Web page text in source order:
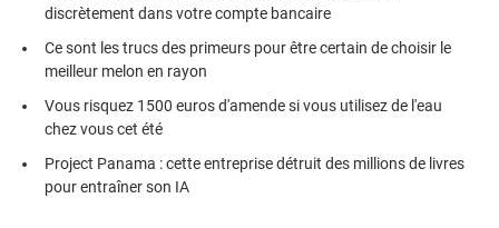
discrètement dans votre compte bancaire
Ce sont les trucs des primeurs pour être certain de choisir le
meilleur melon en rayon
Vous risquez 1500 euros d'amende si vous utilisez de l'eau
chez vous cet été
Project Panama : cette entreprise détruit des millions de livres
pour entraîner son IA